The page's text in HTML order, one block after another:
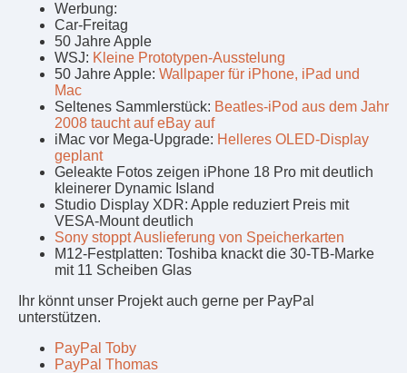
Werbung:
Car-Freitag
50 Jahre Apple
WSJ: Kleine Prototypen-Ausstelung
50 Jahre Apple: Wallpaper für iPhone, iPad und
Mac
Seltenes Sammlerstück: Beatles-iPod aus dem Jahr
2008 taucht auf eBay auf
iMac vor Mega-Upgrade: Helleres OLED-Display
geplant
Geleakte Fotos zeigen iPhone 18 Pro mit deutlich
kleinerer Dynamic Island
Studio Display XDR: Apple reduziert Preis mit
VESA-Mount deutlich
Sony stoppt Auslieferung von Speicherkarten
M12-Festplatten: Toshiba knackt die 30-TB-Marke
mit 11 Scheiben Glas
Ihr könnt unser Projekt auch gerne per PayPal
unterstützen.
PayPal Toby
PayPal Thomas